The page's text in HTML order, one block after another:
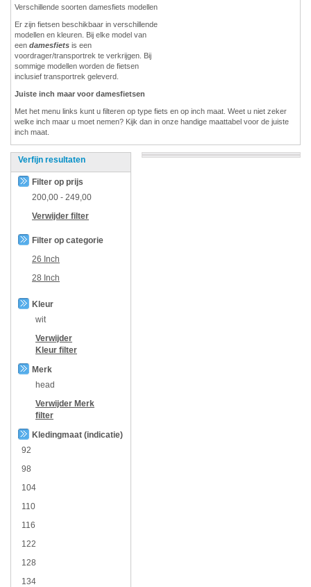
Verschillende soorten damesfiets modellen
Er zijn fietsen beschikbaar in verschillende
modellen en kleuren. Bij elke model van
een damesfiets is een
voordrager/transportrek te verkrijgen. Bij
sommige modellen worden de fietsen
inclusief transportrek geleverd.
Juiste inch maar voor damesfietsen
Met het menu links kunt u filteren op type fiets en op inch maat. Weet u niet zeker
welke inch maar u moet nemen? Kijk dan in onze handige maattabel voor de juiste
inch maat.
Verfijn resultaten
Filter op prijs
200,00 - 249,00
Verwijder filter
Filter op categorie
26 Inch
28 Inch
Kleur
wit
Verwijder
Kleur filter
Merk
head
Verwijder Merk
filter
Kledingmaat (indicatie)
92
98
104
110
116
122
128
134